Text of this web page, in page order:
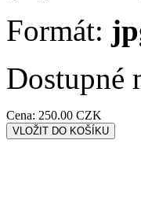
Formát:
Dostupné
Cena: 250.00 CZK